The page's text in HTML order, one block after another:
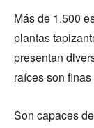
Más de 1.500
plantas
presentan
raíces son
Son capaces